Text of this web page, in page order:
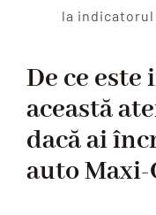
la indicatorul
De ce
această
dacă ai
auto Maxi-